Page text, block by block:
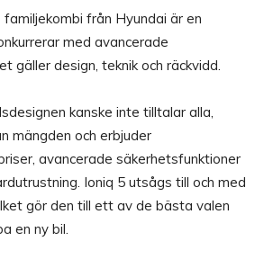
från Hyundai är en
med avancerade
gäller design, teknik och räckvidd.
kanske inte tilltalar alla,
mängden och erbjuder
avancerade säkerhetsfunktioner
Ioniq 5 utsågs till och med
gör den till ett av de bästa valen
en ny bil.